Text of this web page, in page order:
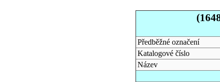
Předběžné označení
Katalogové číslo
Název